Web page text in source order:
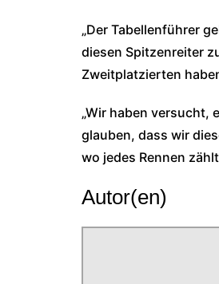
„Der Tabellenführer
diesen Spitzenreiter
Zweitplatzierten
„Wir haben versucht,
glauben, dass wir
wo jedes Rennen
Autor(en)